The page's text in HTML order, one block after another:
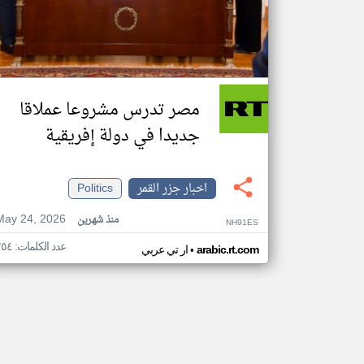
مصر تدرس مشروعا عملاقا
جديدا في دولة إفريقية
اخبار جزر القمر
Politics
24, 2026
منذ شهرين NH91ES
ار تي عربي• arabic.rt.com عدد الكلمات: ٢٥٤